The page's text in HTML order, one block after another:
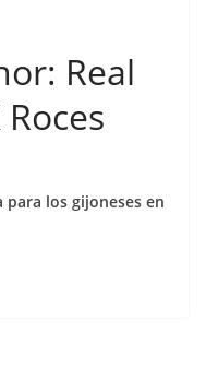
Real
los gijoneses en